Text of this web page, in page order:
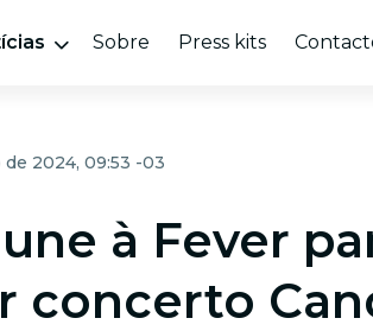
Sobre Press kits
2024, 09:53 -03
à Fever
concerto